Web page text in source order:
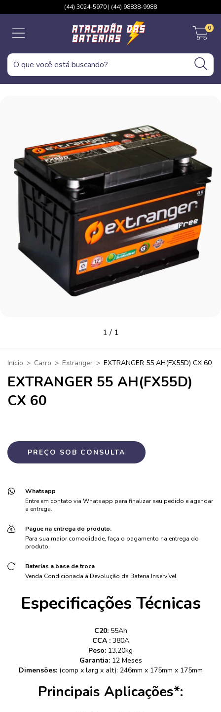
(44) 3024-5970 | (44) 98838-9988
0
1/ 1
Início > Carro > Extranger > EXTRANGER 55 AH(FX55D) CX 60
EXTRANGER 55 AH(FX55D)
CX 60
Whatsapp
Entre em contato via Whatsapp para finalizar seu pedido e agendar
a entrega.
Pague na entrega do produto.
Para sua maior comodidade, faça o pagamento na entrega do
produto.
Baterias a base de troca
Venda Condicionada à Devolução da Bateria Inservível
Especificações Técnicas
C20:55Ah
CCA :380A
Peso: 13,20kg
Garantia:12 Meses
Dimensões:(comp x larg x alt): 246mm x 175mm x 175mm
Principais Aplicações*: